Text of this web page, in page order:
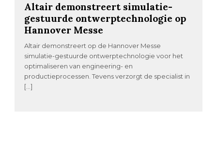
Altair demonstreert simulatie-
gestuurde ontwerptechnologie op
Hannover Messe
Altair demonstreert op de Hannover Messe
simulatie-gestuurde ontwerptechnologie voor het
optimaliseren van engineering- en
productieprocessen. Tevens verzorgt de specialist in
[…]